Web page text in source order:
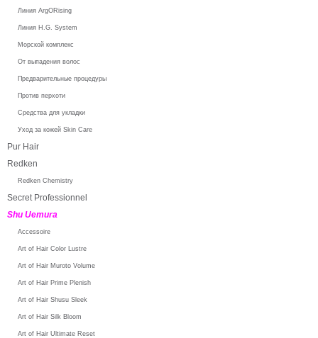
Линия ArgORising
Линия H.G. System
Морской комплекс
От выпадения волос
Предварительные процедуры
Против перхоти
Средства для укладки
Уход за кожей Skin Care
Pur Hair
Redken
Redken Chemistry
Secret Professionnel
Shu Uemura
Accessoire
Art of Hair Color Lustre
Art of Hair Muroto Volume
Art of Hair Prime Plenish
Art of Hair Shusu Sleek
Art of Hair Silk Bloom
Art of Hair Ultimate Reset